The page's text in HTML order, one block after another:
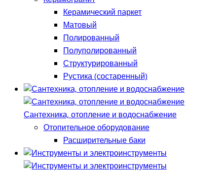
Керамический паркет
Матовый
Полированный
Полуполированный
Структурированный
Рустика (состаренный)
Сантехника, отопление и водоснабжение
Отопительное оборудование
Расширительные баки